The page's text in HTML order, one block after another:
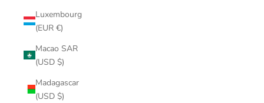
Luxembourg
(EUR €)
Macao SAR
(USD $)
Madagascar
(USD $)